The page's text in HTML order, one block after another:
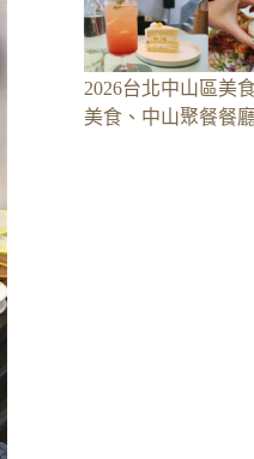
2026台北中山區美
美食、中山聚餐餐